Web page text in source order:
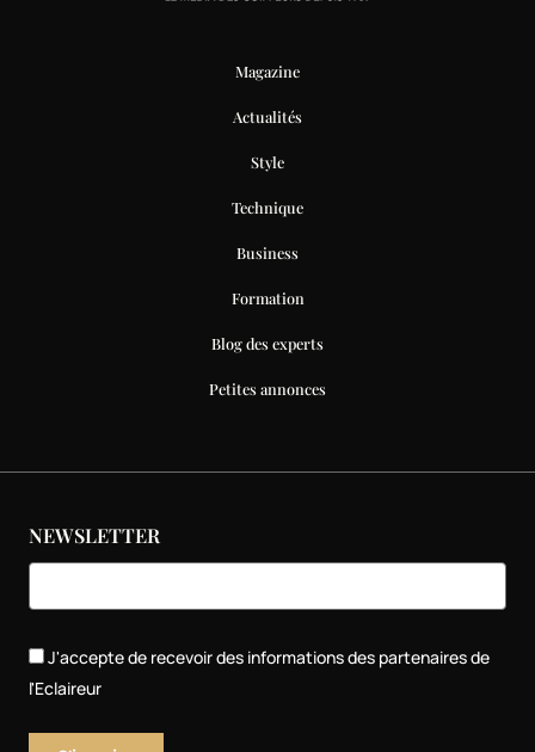
Magazine
Actualités
Style
Technique
Business
Formation
Blog des experts
Petites annonces
NEWSLETTER
J'accepte de recevoir des informations des partenaires de
l'Eclaireur